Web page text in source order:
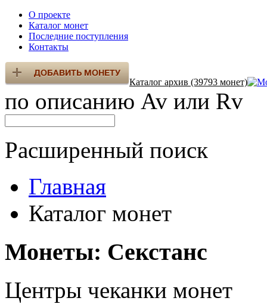
О проекте
Каталог монет
Последние поступления
Контакты
Каталог архив (39793 монет)
по описанию Av или Rv
Расширенный поиск
Главная
Каталог монет
Монеты: Секстанс
Центры чеканки монет